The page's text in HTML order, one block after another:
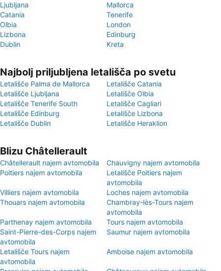
Ljubljana
Mallorca
Catania
Tenerife
Olbia
London
Lizbona
Edinburg
Dublin
Kreta
Najbolj priljubljena letališča po svetu
Letališče Palma de Mallorca
Letališče Catania
Letališče Ljubljana
Letališče Olbia
Letališče Tenerife South
Letališče Cagliari
Letališče Edinburg
Letališče Lizbona
Letališče Dublin
Letališče Heraklion
Blizu Châtellerault
Châtellerault najem avtomobila
Chauvigny najem avtomobila
Poitiers najem avtomobila
Letališče Poitiers najem
avtomobila
Villiers najem avtomobila
Loches najem avtomobila
Thouars najem avtomobila
Chambray-lès-Tours najem
avtomobila
Parthenay najem avtomobila
Tours najem avtomobila
Saint-Pierre-des-Corps najem
avtomobila
Saumur najem avtomobila
Letališče Tours najem
avtomobila
Amboise najem avtomobila